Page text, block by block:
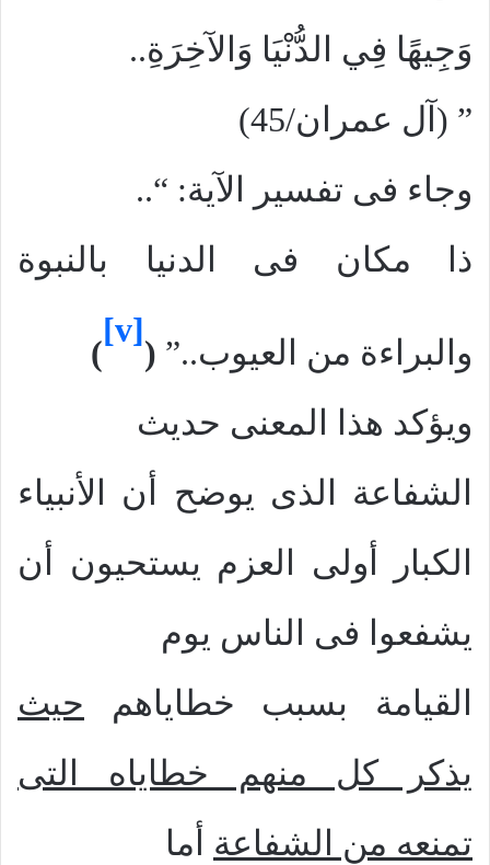
وَجِيهًا فِي الدُّنْيَا وَالآخِرَةِ..
” (آل عمران/45)
وجاء فى تفسير الآية: “..
ذا مكان فى الدنيا بالنبوة
والبراءة من العيوب..” (
[v]
)
ويؤكد هذا المعنى حديث
الشفاعة الذى يوضح أن الأنبياء
الكبار أولى العزم يستحيون أن
يشفعوا فى الناس يوم
القيامة بسبب خطاياهم حيث
يذكر كل منهم خطاياه التى
تمنعه من الشفاعة أما